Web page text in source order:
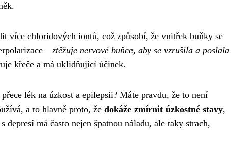
více chloridových iontů, což způsobí, že vnitřek buňky se
– ztěžuje nervové buňce, aby se vzrušila a poslala
křeče a má uklidňující účinek.
lék na úzkost a epilepsii? Máte pravdu, že to není
a to hlavně proto, že dokáže zmírnit úzkostné stavy,
má často nejen špatnou náladu, ale taky strach,